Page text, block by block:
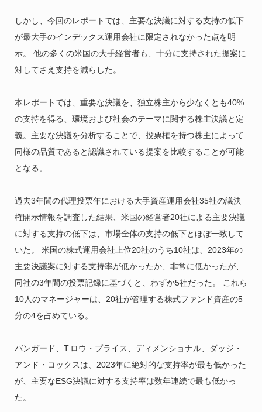
しかし、今回のレポートでは、主要な決議に対する支持の低下
が最大手のインデックス運用会社に限定されなかった点を明
示。 他の多くの米国の大手経営者も、十分に支持された提案に
対してさえ支持を減らした。
本レポートでは、重要な決議を、独立株主から少なくとも40%
の支持を得る、環境および社会のテーマに関する株主決議と定
義。主要な決議を分析することで、投票権を持つ株主によって
同様の品質であると認識されている提案を比較することが可能
となる。
過去3年間の代理投票年における大手資産運用会社35社の議決
権開示情報を調査した結果、米国の経営者20社による主要決議
に対する支持の低下は、市場全体の支持の低下とほぼ一致して
いた。 米国の株式運用会社上位20社のうち10社は、2023年の
主要決議案に対する支持率が低かったか、非常に低かったが、
同社の3年間の投票記録に基づくと、わずか5社だった。 これら
10人のマネージャーは、20社が管理する株式ファンド資産の5
分の4を占めている。
バンガード、T.ロウ・プライス、ディメンショナル、ダッジ・
アンド・コックスは、2023年に絶対的な支持率が最も低かった
が、主要なESG決議に対する支持率は数年連続で最も低かっ
た。